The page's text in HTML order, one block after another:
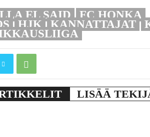
EL SAID FC HONKA
HJK KANNATTAJAT
LISÄÄ